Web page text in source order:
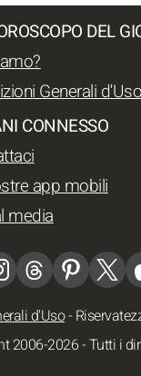
DEL
Generali
CONNESSO
app mobili
media
d'Uso-
2006-2026 - Tutti i